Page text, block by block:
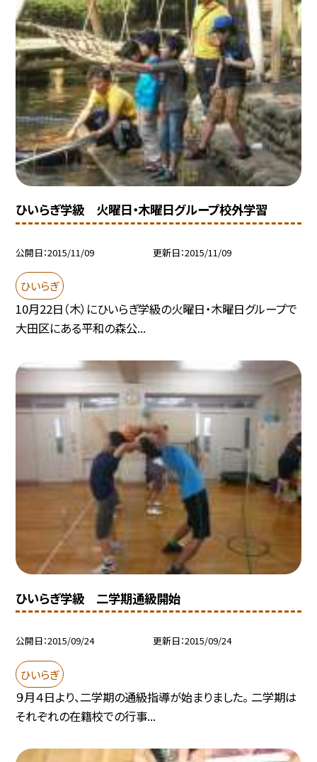
ひいらぎ学級 火曜日・木曜日グループ校外学習
公開日 2015/11/09 更新日 2015/11/09
ひいらぎ
10月22日（木）にひいらぎ学級の火曜日・木曜日グループで
大田区にある平和の森公...
ひいらぎ学級 二学期通級開始
公開日 2015/09/24 更新日 2015/09/24
ひいらぎ
９月４日より、二学期の通級指導が始まりました。 二学期は
それぞれの在籍校での行事...